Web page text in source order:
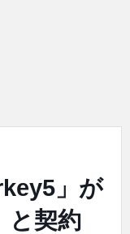
」が
と契約